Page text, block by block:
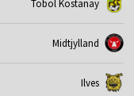
Tobol Kostanay
Midtjylland
Ilves